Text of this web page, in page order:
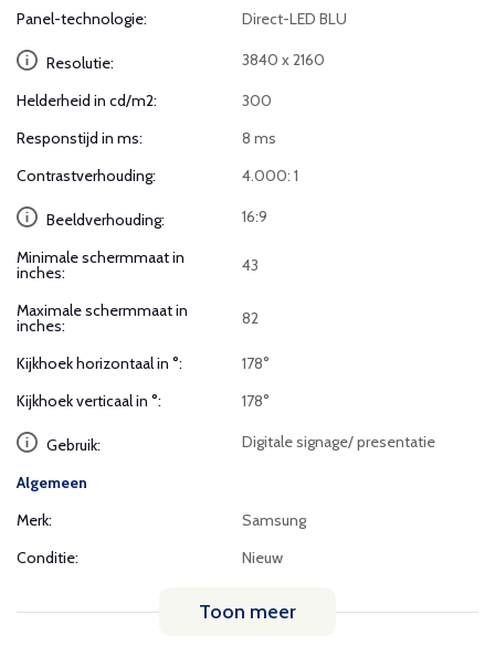
Panel-technologie:
Direct-LED BLU
Resolutie: 3840 x 2160
Helderheid in cd/m2:
300
Responstijd in ms:
8 ms
Contrastverhouding:
4.000: 1
Beeldverhouding: 16:9
Minimale schermmaat in
inches: 43
Maximale schermmaat in
inches: 82
Kijkhoek horizontaal in °:
178°
Kijkhoek verticaal in °:
178°
Gebruik: Digitale signage/ presentatie
Algemeen
Merk:
Samsung
Conditie:
Nieuw
Toon meer